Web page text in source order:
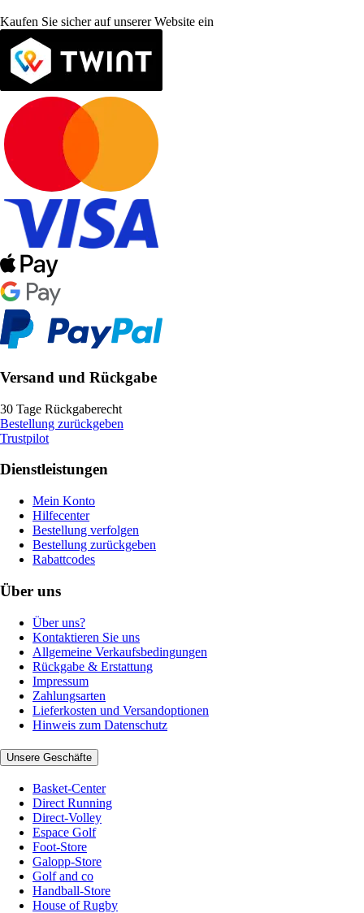
Kaufen Sie sicher auf unserer Website ein
Versand und Rückgabe
30 Tage Rückgaberecht
Bestellung zurückgeben
Trustpilot
Dienstleistungen
Mein Konto
Hilfecenter
Bestellung verfolgen
Bestellung zurückgeben
Rabattcodes
Über uns
Über uns?
Kontaktieren Sie uns
Allgemeine Verkaufsbedingungen
Rückgabe & Erstattung
Impressum
Zahlungsarten
Lieferkosten und Versandoptionen
Hinweis zum Datenschutz
Unsere Geschäfte
Basket-Center
Direct Running
Direct-Volley
Espace Golf
Foot-Store
Galopp-Store
Golf and co
Handball-Store
House of Rugby